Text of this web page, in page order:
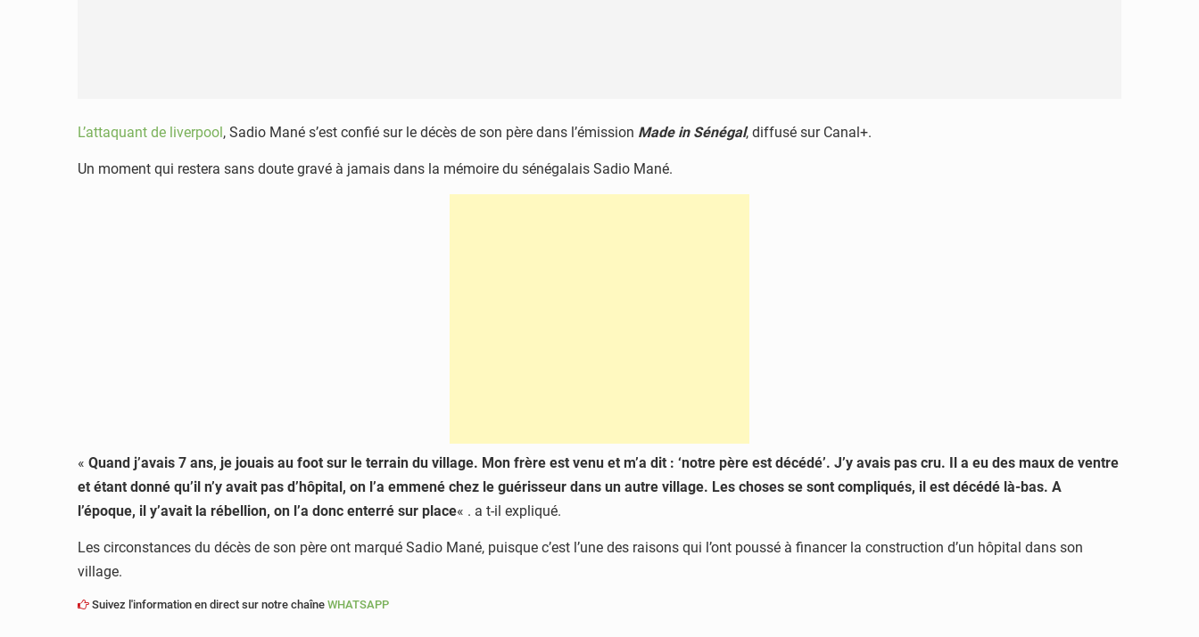
L’attaquant de liverpool, Sadio Mané s’est confié sur le décès de son père dans l’émission Made in Sénégal, diffusé sur Canal+.
Un moment qui restera sans doute gravé à jamais dans la mémoire du sénégalais Sadio Mané.
« Quand j’avais 7 ans, je jouais au foot sur le terrain du village. Mon frère est venu et m’a dit : ‘notre père est décédé’. J’y avais pas cru. Il a eu des maux de ventre
et étant donné qu’il n’y avait pas d’hôpital, on l’a emmené chez le guérisseur dans un autre village. Les choses se sont compliqués, il est décédé là-bas. A
l’époque, il y’avait la rébellion, on l’a donc enterré sur place« . a t-il expliqué.
Les circonstances du décès de son père ont marqué Sadio Mané, puisque c’est l’une des raisons qui l’ont poussé à financer la construction d’un hôpital dans son
village.
Suivez l'information en direct sur notre chaîne WHATSAPP